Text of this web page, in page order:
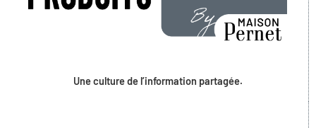
Une culture de l’information partagée.